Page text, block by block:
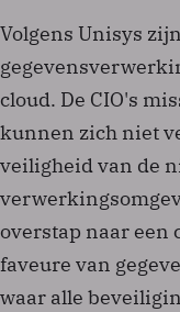
Volgens Unisys
cloud. De CIO's
kunnen zich niet
veiligheid van de
overstap naar een
faveure van
waar alle